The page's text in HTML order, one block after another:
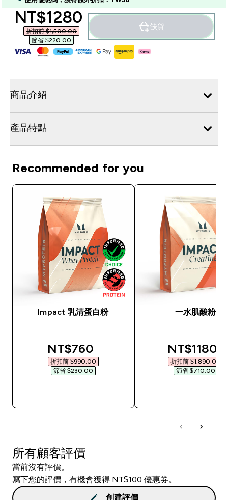
discounted price
NT$1280‎
折扣前 $1,500.00‎
節省 $220.00‎
缺貨
商品介紹
產品特點
Recommended for you
Impact 乳清蛋白粉
discounted price
NT$760‎
折扣前 $990.00‎
節省 $230.00‎
一水肌酸粉
NT$1180‎
折扣前 $1,890.00‎
節省 $710.00‎
所有顧客評價
當前沒有評價。
寫下您的評價，有機會獲得 NT$100 優惠券。
創建評價